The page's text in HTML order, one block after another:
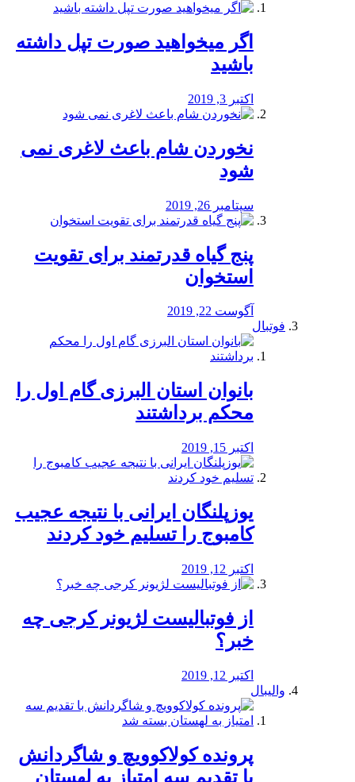
اگر میخواهید صورت تپل داشته
باشید
اکتبر 3, 2019
نخوردن شام باعث لاغری نمی
‌شود
سپتامبر 26, 2019
پنج گیاه قدرتمند برای تقویت
استخوان
آگوست 22, 2019
فوتبال
بانوان استان البرزی گام اول را
محكم برداشتند
اکتبر 15, 2019
یوزپلنگان ایرانی با نتیجه عجیب
کامبوج را تسلیم خود کردند
اکتبر 12, 2019
از فوتبالیست لژیونر کرجی چه
خبر؟
اکتبر 12, 2019
والیبال
پرونده کولاکوویچ و شاگردانش
با تقدیم سه امتیاز به لهستان